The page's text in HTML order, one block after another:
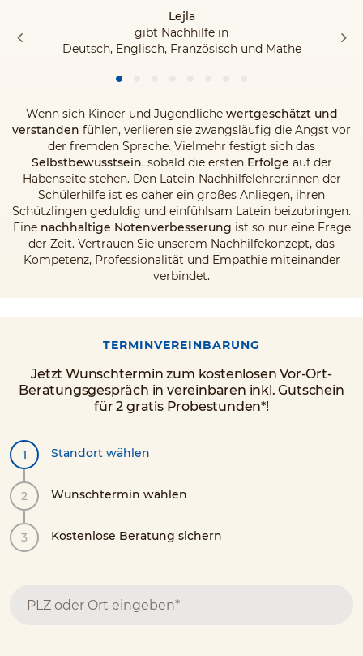
Lejla
gibt Nachhilfe in
Deutsch, Englisch, Französisch und Mathe
Wenn sich Kinder und Jugendliche wertgeschätzt und
verstanden fühlen, verlieren sie zwangsläufig die Angst vor
der fremden Sprache. Vielmehr festigt sich das
Selbstbewusstsein, sobald die ersten Erfolge auf der
Habenseite stehen. Den Latein-Nachhilfelehrer:innen der
Schülerhilfe ist es daher ein großes Anliegen, ihren
Schützlingen geduldig und einfühlsam Latein beizubringen.
Eine nachhaltige Notenverbesserung ist so nur eine Frage
der Zeit. Vertrauen Sie unserem Nachhilfekonzept, das
Kompetenz, Professionalität und Empathie miteinander
verbindet.
TERMINVEREINBARUNG
Jetzt Wunschtermin zum kostenlosen Vor-Ort-
Beratungsgespräch in vereinbaren inkl. Gutschein
für 2 gratis Probestunden*!
Standort wählen
Wunschtermin wählen
Kostenlose Beratung sichern